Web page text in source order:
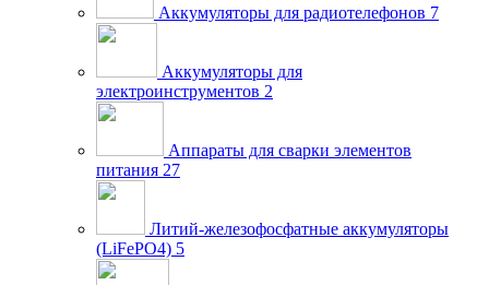
Аккумуляторы для радиотелефонов 7
Аккумуляторы для
электроинструментов 2
Аппараты для сварки элементов
питания 27
Литий-железофосфатные аккумуляторы
(LiFePO4) 5